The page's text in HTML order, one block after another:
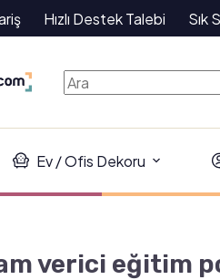
Hızlı Destek Talebi Sık
Ev / Ofis Dekoru
verici eğitim